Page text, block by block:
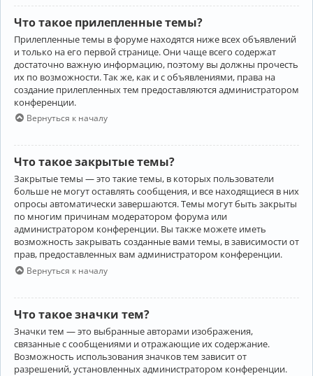
Что такое прилепленные темы?
Прилепленные темы в форуме находятся ниже всех объявлений
и только на его первой странице. Они чаще всего содержат
достаточно важную информацию, поэтому вы должны прочесть
их по возможности. Так же, как и с объявлениями, права на
создание прилепленных тем предоставляются администратором
конференции.
Вернуться к началу
Что такое закрытые темы?
Закрытые темы — это такие темы, в которых пользователи
больше не могут оставлять сообщения, и все находящиеся в них
опросы автоматически завершаются. Темы могут быть закрыты
по многим причинам модератором форума или
администратором конференции. Вы также можете иметь
возможность закрывать созданные вами темы, в зависимости от
прав, предоставленных вам администратором конференции.
Вернуться к началу
Что такое значки тем?
Значки тем — это выбранные авторами изображения,
связанные с сообщениями и отражающие их содержание.
Возможность использования значков тем зависит от
разрешений, установленных администратором конференции.